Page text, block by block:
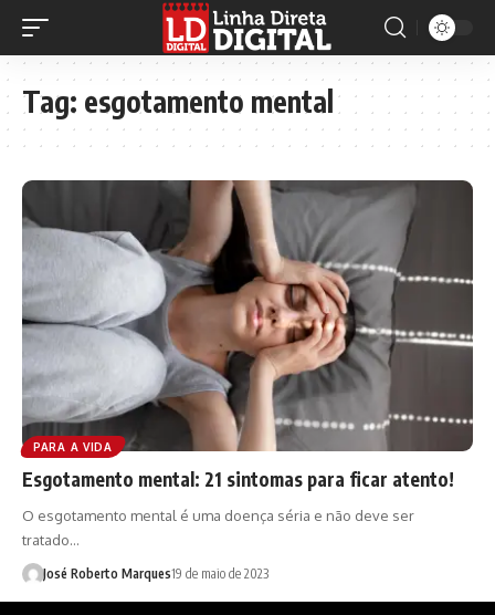
Tag: esgotamento mental
PARA A VIDA
Esgotamento mental: 21 sintomas para ficar atento!
O esgotamento mental é uma doença séria e não deve ser
tratado…
José Roberto Marques19 de maio de 2023